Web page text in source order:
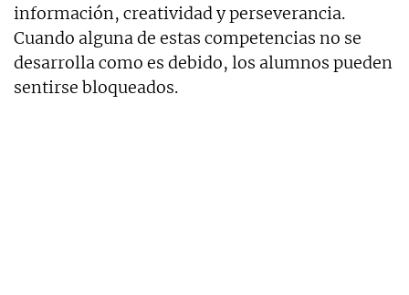
información, creatividad y perseverancia.
Cuando alguna de estas competencias no se
desarrolla como es debido, los alumnos pueden
sentirse bloqueados.